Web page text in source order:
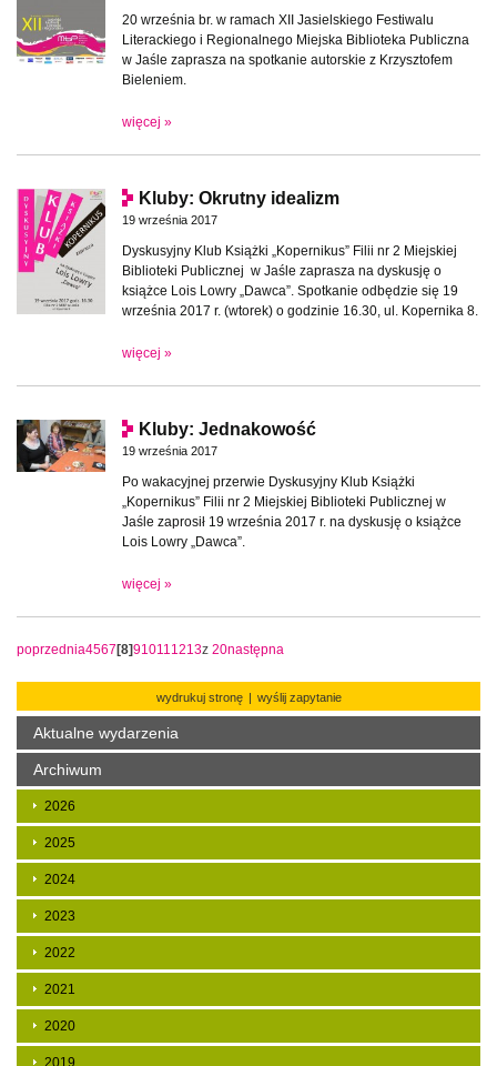
20 września br. w ramach XII Jasielskiego Festiwalu
Literackiego i Regionalnego Miejska Biblioteka Publiczna
w Jaśle zaprasza na spotkanie autorskie z Krzysztofem
Bieleniem.
więcej »
Kluby: Okrutny idealizm
19 września 2017
Dyskusyjny Klub Książki „Kopernikus” Filii nr 2 Miejskiej
Biblioteki Publicznej w Jaśle zaprasza na dyskusję o
książce Lois Lowry „Dawca”. Spotkanie odbędzie się 19
września 2017 r. (wtorek) o godzinie 16.30, ul. Kopernika 8.
więcej »
Kluby: Jednakowość
19 września 2017
Po wakacyjnej przerwie Dyskusyjny Klub Książki
„Kopernikus” Filii nr 2 Miejskiej Biblioteki Publicznej w
Jaśle zaprosił 19 września 2017 r. na dyskusję o książce
Lois Lowry „Dawca”.
więcej »
poprzednia4567[8]91011 1213z 20następna
wydrukuj stronę | wyślij zapytanie
Aktualne wydarzenia
Archiwum
2026
2025
2024
2023
2022
2021
2020
2019